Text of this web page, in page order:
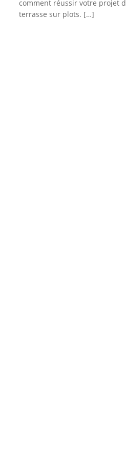
comment réussir votre projet
terrasse sur plots. […]